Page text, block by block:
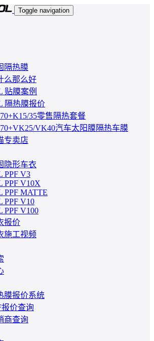
Toggle navigation
隔热膜
么那么好
贴膜案例
隔热膜报价
35零售隔热套餐
VK40汽车太阳膜隔热车膜
专卖店
隐形车衣
PPF V3
PPF V10X
PPF MATTE
PPF V10
PPF V100
报价
施工视频
膜报价系统
报价查询
商查询